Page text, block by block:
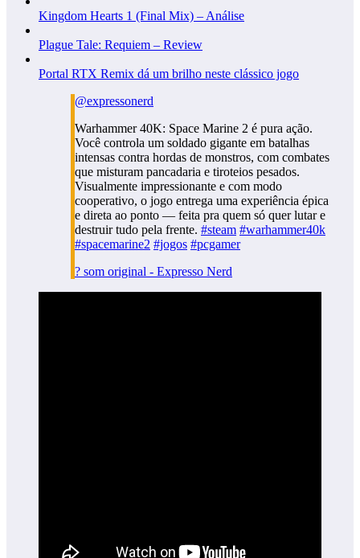
Kingdom Hearts 1 (Final Mix) – Análise
Plague Tale: Requiem – Review
Portal RTX Remix dá um brilho neste clássico jogo
@expressonerd
Warhammer 40K: Space Marine 2 é pura ação.
Você controla um soldado gigante em batalhas
intensas contra hordas de monstros, com combates
que misturam pancadaria e tiroteios pesados.
Visualmente impressionante e com modo
cooperativo, o jogo entrega uma experiência épica
e direta ao ponto — feita pra quem só quer lutar e
destruir tudo pela frente. #steam #warhammer40k
#spacemarine2 #jogos #pcgamer
? som original - Expresso Nerd